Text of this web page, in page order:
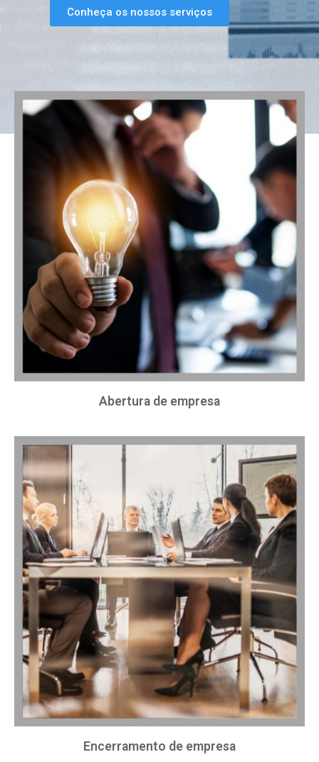
Conheça os nossos serviços
Abertura de empresa
Encerramento de empresa